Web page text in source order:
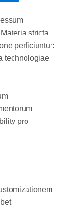
stricta
perficiuntur:
technologiae
pro